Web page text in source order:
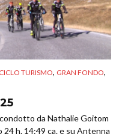
CICLO TURISMO, GRAN FONDO,
da Nathalie Goitom
24 h. 14:49 ca. e su Antenna